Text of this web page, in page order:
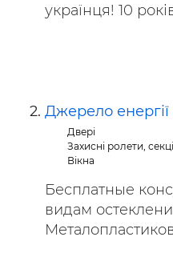
українця! 10
Джерело енергії
Двері
Захисні ролети,
Вікна
Бесплатные
видам